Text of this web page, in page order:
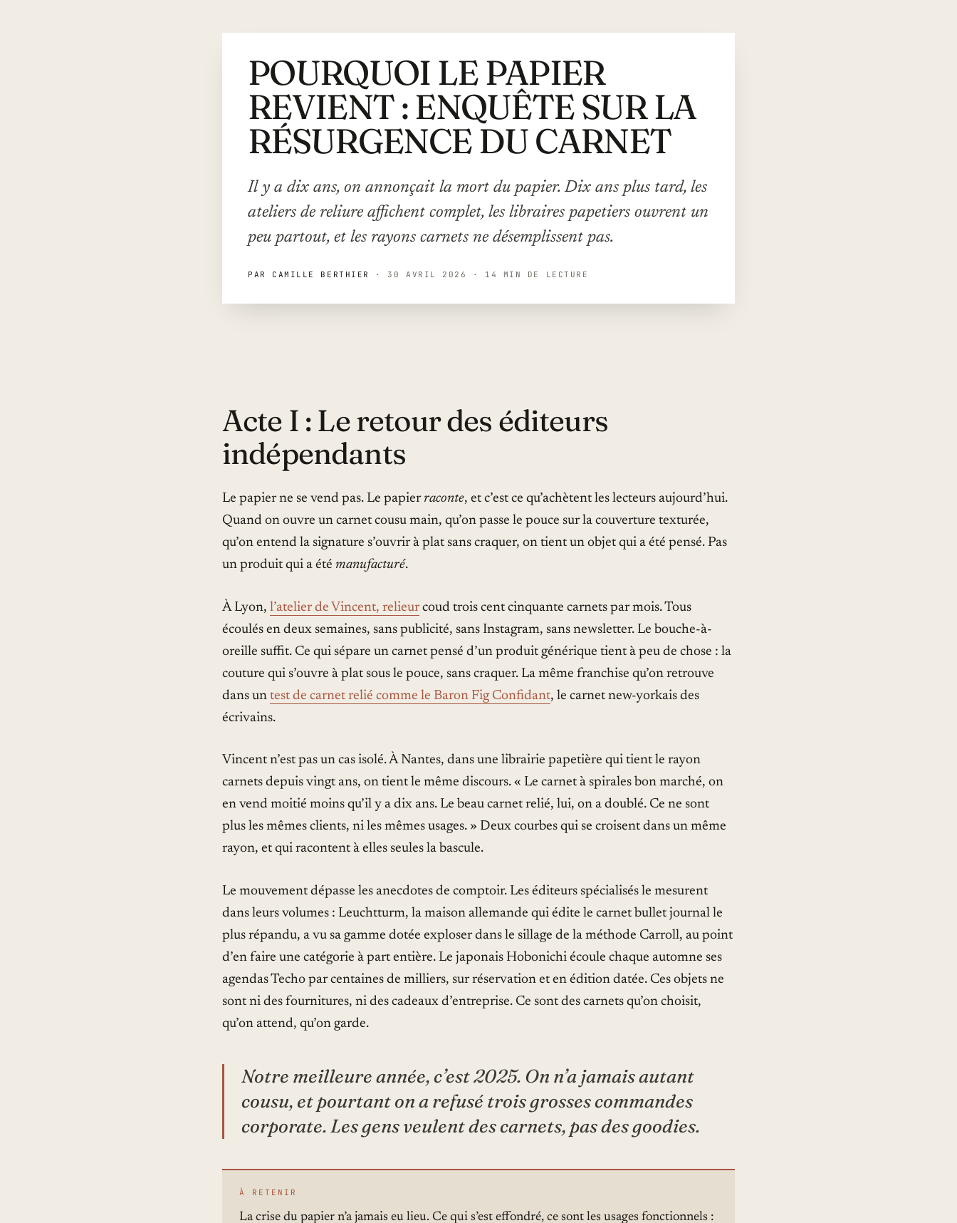
POURQUOI LE PAPIER
REVIENT : ENQUÊTE SUR LA
RÉSURGENCE DU CARNET
Il y a dix ans, on annonçait la mort du papier. Dix ans plus tard, les
ateliers de reliure affichent complet, les libraires papetiers ouvrent un
peu partout, et les rayons carnets ne désemplissent pas.
PAR CAMILLE BERTHIER · 30 AVRIL 2026 · 14 MIN DE LECTURE
Acte I : Le retour des éditeurs
indépendants
Le papier ne se vend pas. Le papierraconte, et c’est ce qu’achètent les lecteurs aujourd’hui.
Quand on ouvre un carnet cousu main, qu’on passe le pouce sur la couverture texturée,
qu’on entend la signature s’ouvrir à plat sans craquer, on tient un objet qui a été pensé. Pas
un produit qui a été manufacturé.
À Lyon, l’atelier de Vincent, relieurcoud trois cent cinquante carnets par mois. Tous
écoulés en deux semaines, sans publicité, sans Instagram, sans newsletter. Le bouche-à-
oreille suffit. Ce qui sépare un carnet pensé d’un produit générique tient à peu de chose : la
couture qui s’ouvre à plat sous le pouce, sans craquer. La même franchise qu’on retrouve
dans un test de carnet relié comme le Baron Fig Confidant, le carnet new-yorkais des
écrivains.
Vincent n’est pas un cas isolé. À Nantes, dans une librairie papetière qui tient le rayon
carnets depuis vingt ans, on tient le même discours. « Le carnet à spirales bon marché, on
en vend moitié moins qu’il y a dix ans. Le beau carnet relié, lui, on a doublé. Ce ne sont
plus les mêmes clients, ni les mêmes usages. » Deux courbes qui se croisent dans un même
rayon, et qui racontent à elles seules la bascule.
Le mouvement dépasse les anecdotes de comptoir. Les éditeurs spécialisés le mesurent
dans leurs volumes : Leuchtturm, la maison allemande qui édite le carnet bullet journal le
plus répandu, a vu sa gamme dotée exploser dans le sillage de la méthode Carroll, au point
d’en faire une catégorie à part entière. Le japonais Hobonichi écoule chaque automne ses
agendas Techo par centaines de milliers, sur réservation et en édition datée. Ces objets ne
sont ni des fournitures, ni des cadeaux d’entreprise. Ce sont des carnets qu’on choisit,
qu’on attend, qu’on garde.
Notre meilleure année, c’est 2025. On n’a jamais autant
cousu, et pourtant on a refusé trois grosses commandes
corporate. Les gens veulent des carnets, pas des goodies.
À RETENIR
La crise du papier n’a jamais eu lieu. Ce qui s’est effondré, ce sont les usages fonctionnels :